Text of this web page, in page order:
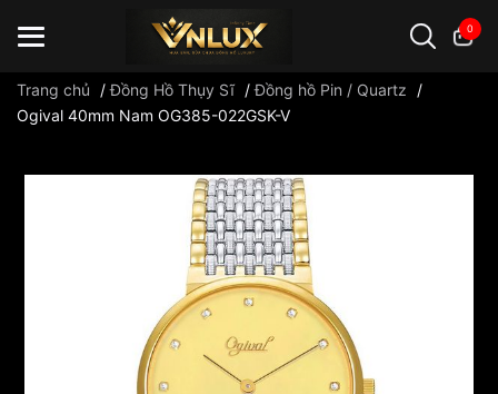
0
Trang chủ /Đồng Hồ Thụy Sĩ /Đồng hồ Pin / Quartz
/
Ogival 40mm Nam OG385-022GSK-V